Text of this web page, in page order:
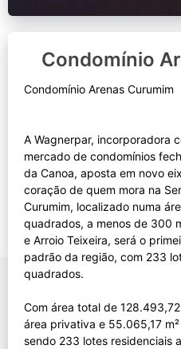
Condomínio
Condomínio Arenas Curumim
A Wagnerpar, incorporadora
mercado de condomínios
da Canoa, aposta em novo
coração de quem mora na
Curumim, localizado numa
quadrados, a menos de 300
e Arroio Teixeira, será o
padrão da região, com 233
quadrados.
Com área total de
área privativa e 55.065,17
sendo 233 lotes residenciais